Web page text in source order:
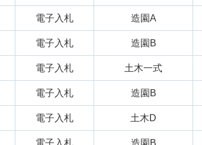
電子入札 造園A
電子入札 造園B
電子入札 土木一式
電子入札 造園B
電子入札 土木D
電子入札 造園B